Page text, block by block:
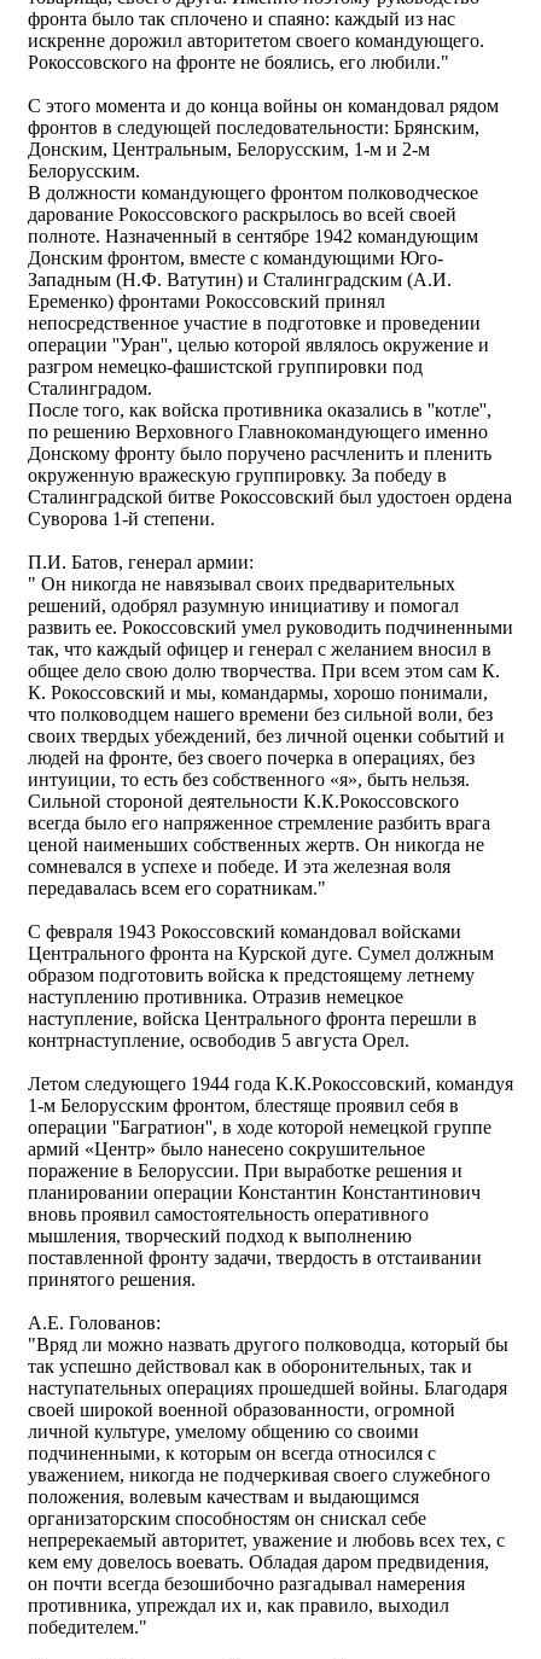
фронта было так сплочено и спаяно: каждый из нас
искренне дорожил авторитетом своего командующего.
Рокоссовского на фронте не боялись, его любили."
С этого момента и до конца войны он командовал рядом
фронтов в следующей последовательности: Брянским,
Донским, Центральным, Белорусским, 1-м и 2-м
Белорусским.
В должности командующего фронтом полководческое
дарование Рокоссовского раскрылось во всей своей
полноте. Назначенный в сентябре 1942 командующим
Донским фронтом, вместе с командующими Юго-
Западным (Н.Ф. Ватутин) и Сталинградским (А.И.
Еременко) фронтами Рокоссовский принял
непосредственное участие в подготовке и проведении
операции ''Уран'', целью которой являлось окружение и
разгром немецко-фашистской группировки под
Сталинградом.
После того, как войска противника оказались в ''котле'',
по решению Верховного Главнокомандующего именно
Донскому фронту было поручено расчленить и пленить
окруженную вражескую группировку. За победу в
Сталинградской битве Рокоссовский был удостоен ордена
Суворова 1-й степени.
П.И. Батов, генерал армии:
" Он никогда не навязывал своих предварительных
решений, одобрял разумную инициативу и помогал
развить ее. Рокоссовский умел руководить подчиненными
так, что каждый офицер и генерал с желанием вносил в
общее дело свою долю творчества. При всем этом сам К.
К. Рокоссовский и мы, командармы, хорошо понимали,
что полководцем нашего времени без сильной воли, без
своих твердых убеждений, без личной оценки событий и
людей на фронте, без своего почерка в операциях, без
интуиции, то есть без собственного «я», быть нельзя.
Сильной стороной деятельности К.К.Рокоссовского
всегда было его напряженное стремление разбить врага
ценой наименьших собственных жертв. Он никогда не
сомневался в успехе и победе. И эта железная воля
передавалась всем его соратникам."
С февраля 1943 Рокоссовский командовал войсками
Центрального фронта на Курской дуге. Сумел должным
образом подготовить войска к предстоящему летнему
наступлению противника. Отразив немецкое
наступление, войска Центрального фронта перешли в
контрнаступление, освободив 5 августа Орел.
Летом следующего 1944 года К.К.Рокоссовский, командуя
1-м Белорусским фронтом, блестяще проявил себя в
операции ''Багратион'', в ходе которой немецкой группе
армий «Центр» было нанесено сокрушительное
поражение в Белоруссии. При выработке решения и
планировании операции Константин Константинович
вновь проявил самостоятельность оперативного
мышления, творческий подход к выполнению
поставленной фронту задачи, твердость в отстаивании
принятого решения.
А.Е. Голованов:
"Вряд ли можно назвать другого полководца, который бы
так успешно действовал как в оборонительных, так и
наступательных операциях прошедшей войны. Благодаря
своей широкой военной образованности, огромной
личной культуре, умелому общению со своими
подчиненными, к которым он всегда относился с
уважением, никогда не подчеркивая своего служебного
положения, волевым качествам и выдающимся
организаторским способностям он снискал себе
непререкаемый авторитет, уважение и любовь всех тех, с
кем ему довелось воевать. Обладая даром предвидения,
он почти всегда безошибочно разгадывал намерения
противника, упреждал их и, как правило, выходил
победителем."